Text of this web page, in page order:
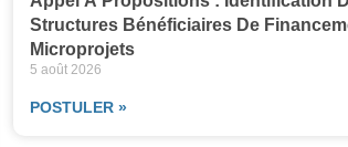
Structures Bénéficiaires De
Microprojets
5 août 2026
POSTULER »